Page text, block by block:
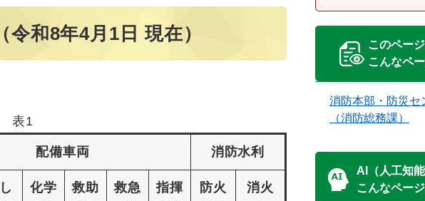
和8年4月1日 現在）
表1
配備車両 消防水利
化学
救助
救急
指揮
防火
消火
このペー
こんなペ
消防本部・防災セ
（消防総務課）
AI（人工知
こんなペー